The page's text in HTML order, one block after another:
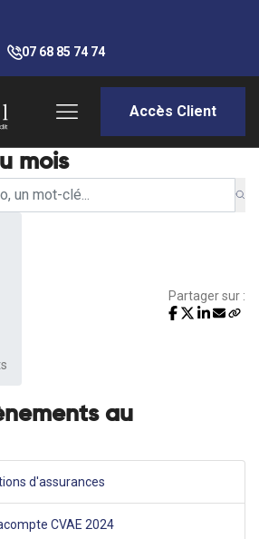
07 68 85 74 74
Accès Client
mois
Partager sur :
au
d'assurances
CVAE 2024